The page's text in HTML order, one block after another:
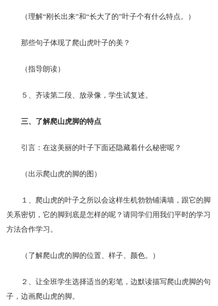
（理解“刚长出来”和“长大了的”叶子个有什么特点。）
那些句子体现了爬山虎叶子的美？
（指导朗读）
５、齐读第二段、放录像，学生试复述。
三、了解爬山虎脚的特点
引言：在这美丽的叶子下面还隐藏着什么秘密呢？
（出示爬山虎的脚的图）
１、爬山虎的叶子之所以会这样生机勃勃铺满墙，跟它的脚
关系密切，它的脚到底是怎样的呢？请同学们用我们平时的学习
方法合作学习。
（了解爬山虎的脚的位置、样子、颜色。）
２、让全班学生选择适当的彩笔，边默读描写爬山虎脚的句
子，边画爬山虎的脚。